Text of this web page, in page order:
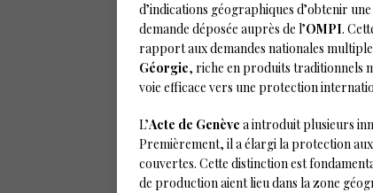
d’indications géographiques d’obtenir
demande déposée auprès de l’OMPI.
rapport aux demandes nationales
Géorgie, riche en produits traditionnels
voie efficace vers une protection
L’Acte de Genève a introduit plusieurs
Premièrement, il a élargi la protection
couvertes. Cette distinction est
de production aient lieu dans la zone